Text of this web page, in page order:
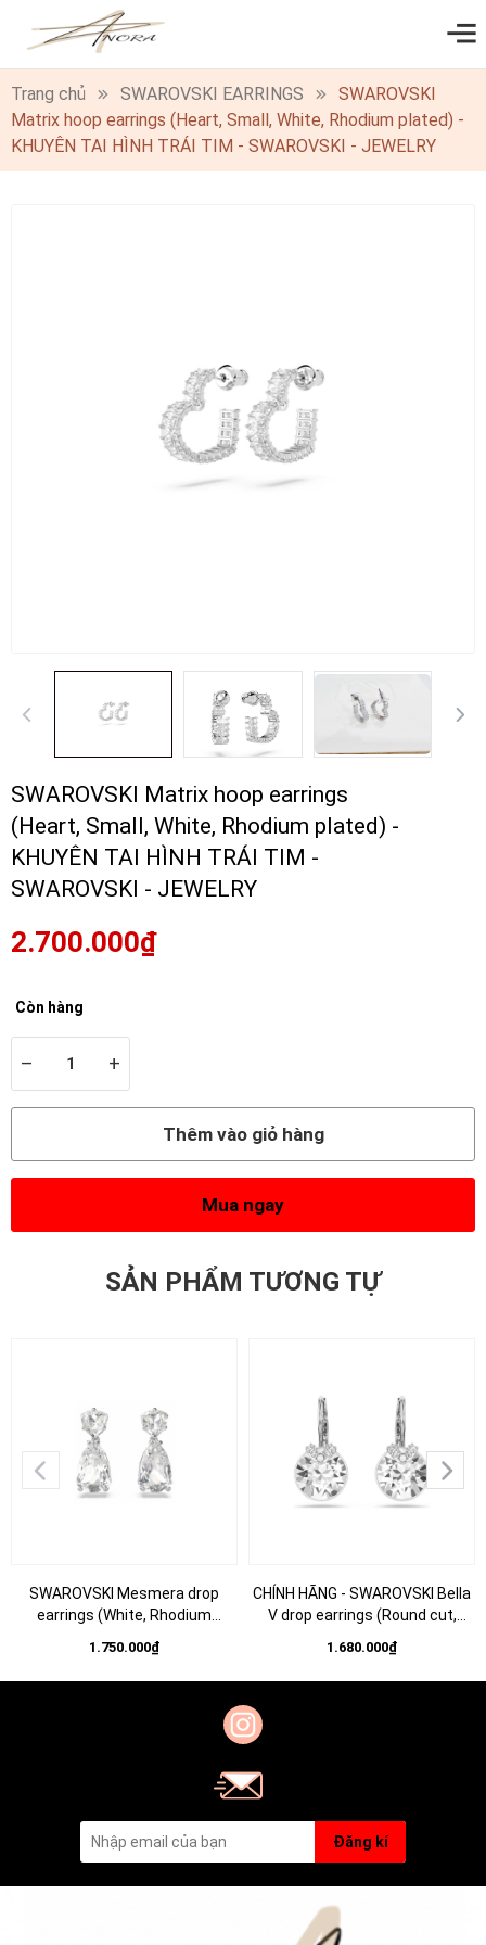
0
Trang chủ SWAROVSKI EARRINGS
SWAROVSKI
Matrix hoop earrings (Heart, Small, White, Rhodium plated) -
KHUYÊN TAI HÌNH TRÁI TIM - SWAROVSKI - JEWELRY
SWAROVSKI Matrix hoop earrings
(Heart, Small, White, Rhodium plated) -
KHUYÊN TAI HÌNH TRÁI TIM -
SWAROVSKI - JEWELRY
2.700.000₫
Còn hàng
– +
Thêm vào giỏ hàng
Mua ngay
SẢN PHẨM TƯƠNG TỰ
SWAROVSKI Mesmera drop
earrings (White, Rhodium
trắng - JEWERY
1.750.000₫
CHÍNH HÃNG - SWAROVSKI Bella
V drop earrings (Round cut,
tai, đính pha lê trắng - JEWERY
1.680.000₫
Đăng kí